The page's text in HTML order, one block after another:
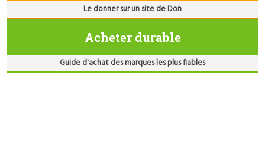
Le donner sur un site de Don
Acheter durable
Guide d'achat des marques les plus fiables